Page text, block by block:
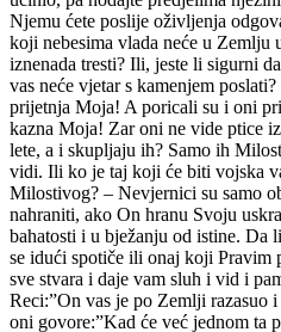
Njemu ćete poslije oživljenja
koji nebesima vlada neće u Zemlju
iznenada tresti? Ili, jeste li sigurni
vas neće vjetar s kamenjem
prijetnja Moja! A poricali su i oni
kazna Moja! Zar oni ne vide ptice
lete, a i skupljaju ih? Samo ih
vidi. Ili ko je taj koji će biti vojska
Milostivog? – Nevjernici su samo
nahraniti, ako On hranu Svoju
bahatosti i u bježanju od istine. Da
se idući spotiče ili onaj koji Pravim
sve stvara i daje vam sluh i vid i
Reci:”On vas je po Zemlji razasuo
oni govore:”Kad će već jednom ta